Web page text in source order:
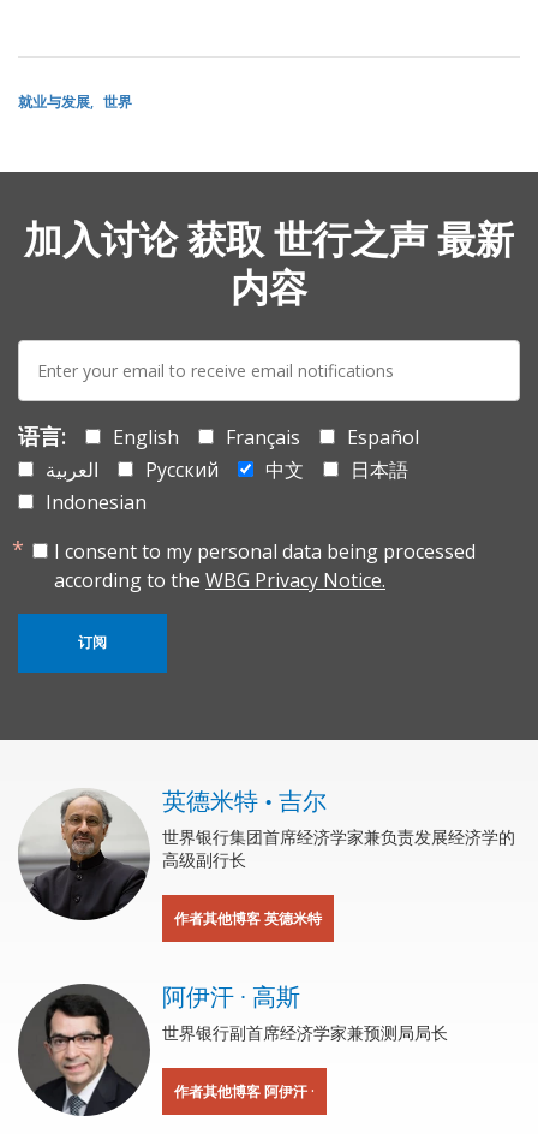
就业与发展 世界
加入讨论 获取 世行之声 最新
内容
mail:
语言: English Français
Español
العربية
Русский 中文
日本語
Indonesian
I consent to my personal data being processed
according to the WBG Privacy Notice.
订阅
英德米特 • 吉尔
世界银行集团首席经济学家兼负责发展经济学的
高级副行长
作者其他博客 英德米特
阿伊汗 · 高斯
世界银行副首席经济学家兼预测局局长
作者其他博客 阿伊汗 ·